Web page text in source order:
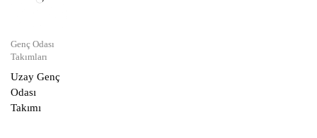
Genç Odası
Takımları
Uzay Genç
Odası
Takımı